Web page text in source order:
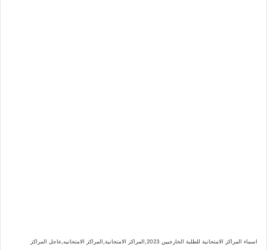
اسماء المراكز الامتحانية للطلبة الخارجيين 2023,المراكز الامتحانية,المراكز الامتحانيه,عاجل المراكز